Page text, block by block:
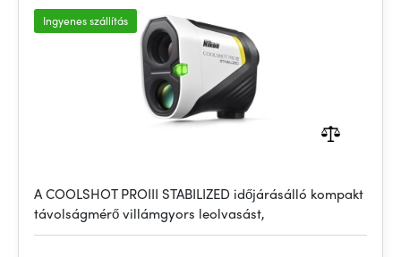
Ingyenes szállítás
A COOLSHOT PROIII STABILIZED időjárásálló kompakt
távolságmérő villámgyors leolvasást,